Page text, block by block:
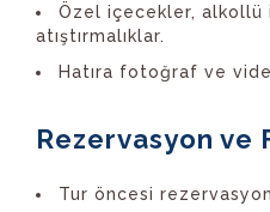
Özel içecekler, alkollü
atıştırmalıklar.
Hatıra fotoğraf ve
Rezervasyon ve
Tur öncesi